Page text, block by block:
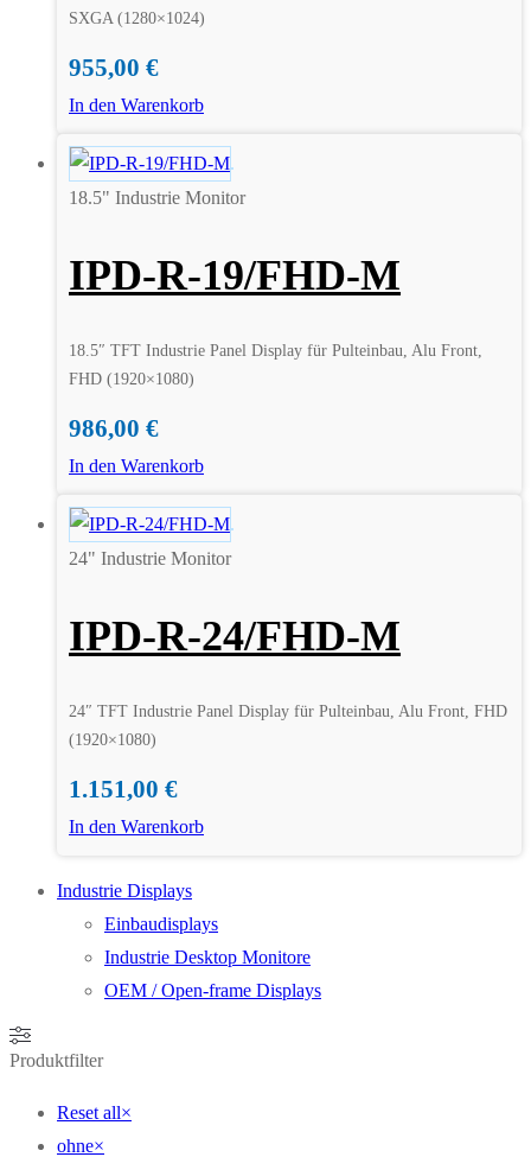
SXGA (1280×1024)
955,00 €
In den Warenkorb
18.5" Industrie Monitor
IPD-R-19/FHD-M
18.5″ TFT Industrie Panel Display für Pulteinbau, Alu Front,
FHD (1920×1080)
986,00 €
In den Warenkorb
24" Industrie Monitor
IPD-R-24/FHD-M
24″ TFT Industrie Panel Display für Pulteinbau, Alu Front, FHD
(1920×1080)
1.151,00 €
In den Warenkorb
Industrie Displays
Einbaudisplays
Industrie Desktop Monitore
OEM / Open-frame Displays
Produktfilter
Reset all×
ohne×